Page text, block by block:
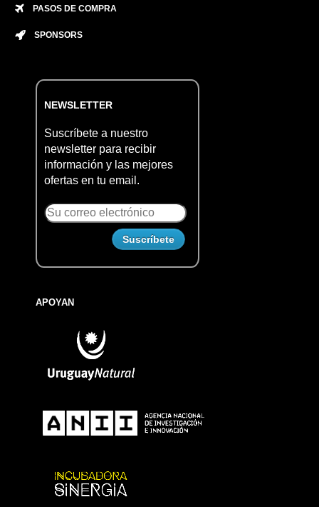
PASOS DE COMPRA
SPONSORS
NEWSLETTER
Suscríbete a nuestro
newsletter para recibir
información y las mejores
ofertas en tu email.
APOYAN